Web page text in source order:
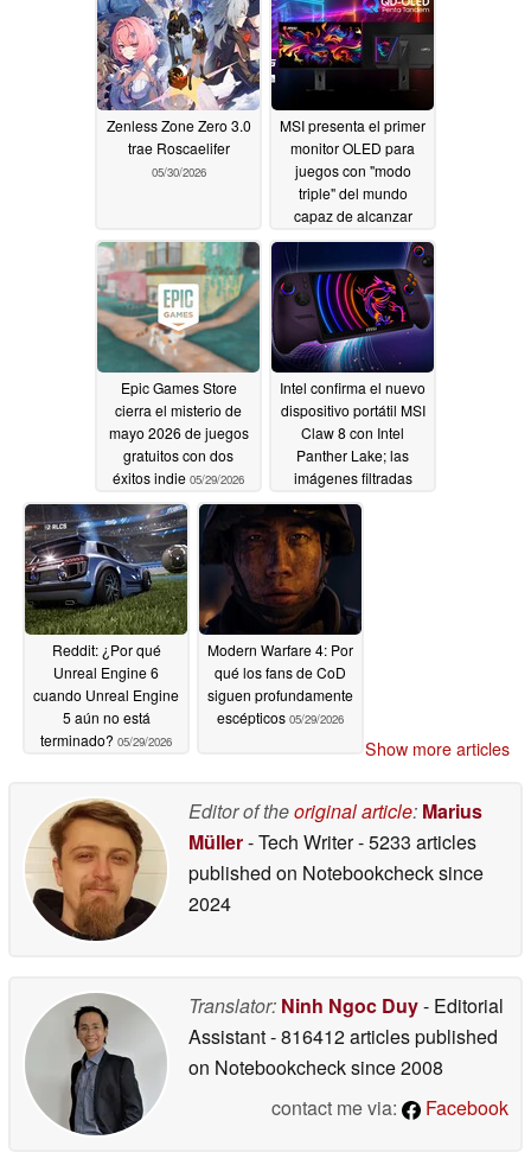
Zenless Zone Zero 3.0
trae Roscaelifer
05/30/2026
MSI presenta el primer
monitor OLED para
juegos con "modo
triple" del mundo
capaz de alcanzar
hasta 4K 360 Hz
05/30/2026
Epic Games Store
cierra el misterio de
mayo 2026 de juegos
gratuitos con dos
éxitos indie 05/29/2026
Intel confirma el nuevo
dispositivo portátil MSI
Claw 8 con Intel
Panther Lake; las
imágenes filtradas
revelan un rediseño
radical05/29/2026
Reddit: ¿Por qué
Unreal Engine 6
cuando Unreal Engine
5 aún no está
terminado? 05/29/2026
Modern Warfare 4: Por
qué los fans de CoD
siguen profundamente
escépticos 05/29/2026
Show more articles
Editor of theoriginal article: Marius
Müller- Tech Writer- 5233 articles
published on Notebookchecksince
2024
Translator: Ninh Ngoc Duy- Editorial
Assistant- 816412 articles published
on Notebookchecksince 2008
contact me via:
Facebook